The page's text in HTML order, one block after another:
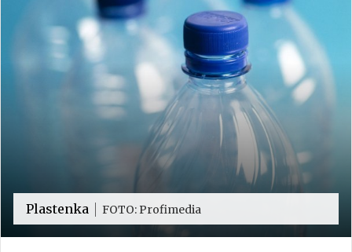
Plastenka FOTO: Profimedia